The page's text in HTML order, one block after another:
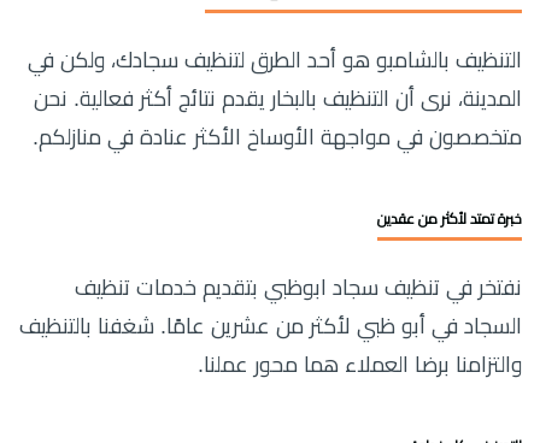
التنظيف بالشامبو هو أحد الطرق لتنظيف سجادك، ولكن في
المدينة، نرى أن التنظيف بالبخار يقدم نتائج أكثر فعالية. نحن
متخصصون في مواجهة الأوساخ الأكثر عنادة في منازلكم.
خبرة تمتد لأكثر من عقدين
نفتخر في تنظيف سجاد ابوظبي بتقديم خدمات تنظيف
السجاد في أبو ظبي لأكثر من عشرين عامًا. شغفنا بالتنظيف
والتزامنا برضا العملاء هما محور عملنا.